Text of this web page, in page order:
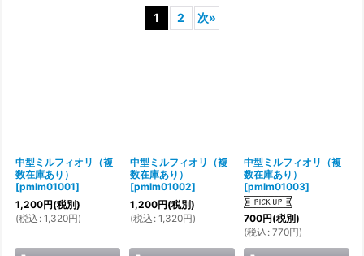
1 2 次»
中型ミルフィオリ（複
数在庫あり）
[pmlm01001]
1,200円(税別)
(税込 : 1,320円)
中型ミルフィオリ（複
数在庫あり）
[pmlm01002]
1,200円(税別)
(税込 : 1,320円)
中型ミルフィオリ（複
数在庫あり）
[pmlm01003]
700円(税別)
(税込 : 770円)